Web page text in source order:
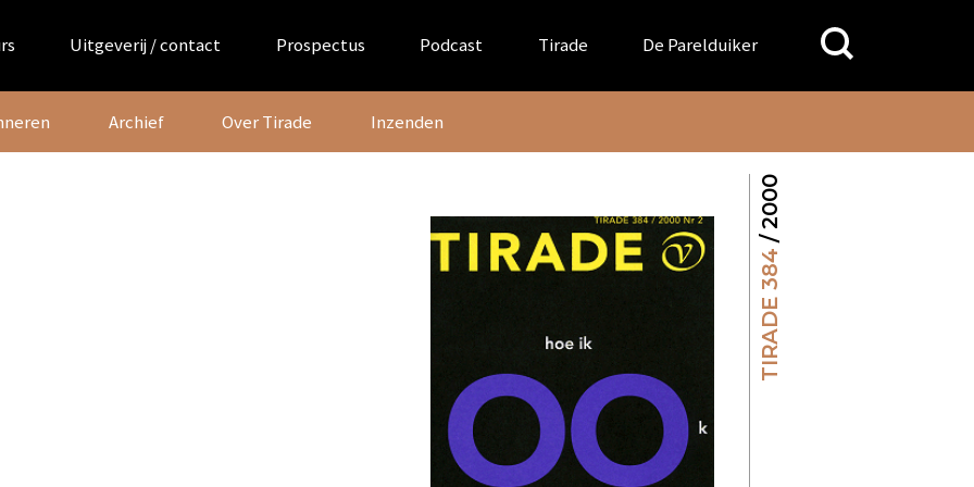
Uitgeverij / contact Prospectus Podcast Tirade De Parelduiker
Search
for:
Archief Over Tirade Inzenden
TIRADE 384
/ 2000